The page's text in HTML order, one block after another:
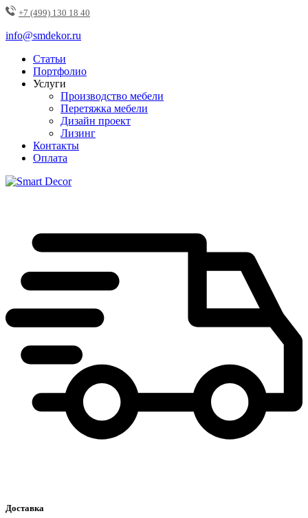
+7 (499) 130 18 40
info@smdekor.ru
Статьи
Портфолио
Услуги
Производство мебели
Перетяжка мебели
Дизайн проект
Лизинг
Контакты
Оплата
Доставка